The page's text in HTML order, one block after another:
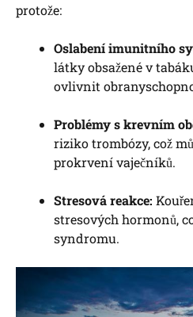
protože:
Oslabení imunitního
látky obsažené v
ovlivnit
Problémy s krevním
riziko trombózy, což
prokrvení vaječníků.
Stresová reakce:
stresových hormonů,
syndromu.